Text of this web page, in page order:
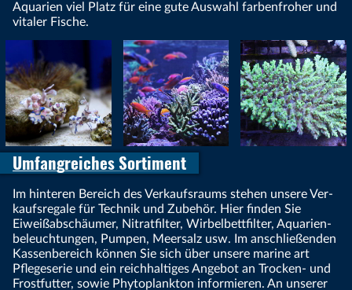
Aqua­rien viel Platz für eine gute Aus­wahl farben­froher und
vita­ler Fische.
Umfangreiches Sortiment
Im hinteren Bereich des Ver­kaufs­raums stehen unsere Ver­
kaufs­regale für Tech­nik und Zube­hör. Hier finden Sie
Eiweiß­abschäu­mer, Nitrat­filter, Wirbel­bett­filter, Aqua­rien­
be­leuch­tungen, Pum­pen, Meer­salz usw. Im anschließenden
Kassenbereich können Sie sich über unsere marine art
Pflegeserie und ein reich­haltiges Ange­bot an Trocken- und
Frost­futter, sowie Phy­to­plank­ton in­form­ieren. An unse­rer